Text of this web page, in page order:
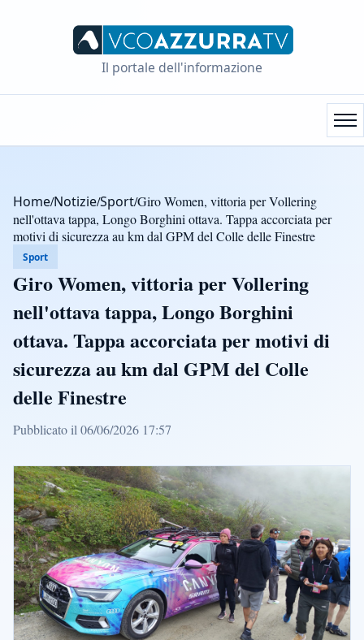
Il portale dell'informazione
Home/Notizie/Sport/Giro Women, vittoria per Vollering
nell'ottava tappa, Longo Borghini ottava. Tappa accorciata per
motivi di sicurezza au km dal GPM del Colle delle Finestre
Sport
Giro Women, vittoria per Vollering
nell'ottava tappa, Longo Borghini
ottava. Tappa accorciata per motivi di
sicurezza au km dal GPM del Colle
delle Finestre
Pubblicato il 06/06/2026 17:57